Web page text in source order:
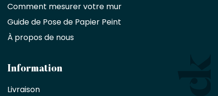
Décorateurs
d'intérieur,
designers
architectes
d'une
Comment mesurer votre mur
Guide de Pose de Papier Peint
À propos de nous
Information
Livraison